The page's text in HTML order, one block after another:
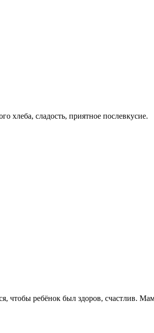
хлеба, сладость, приятное послевкусие.
чтобы ребёнок был здоров, счастлив.